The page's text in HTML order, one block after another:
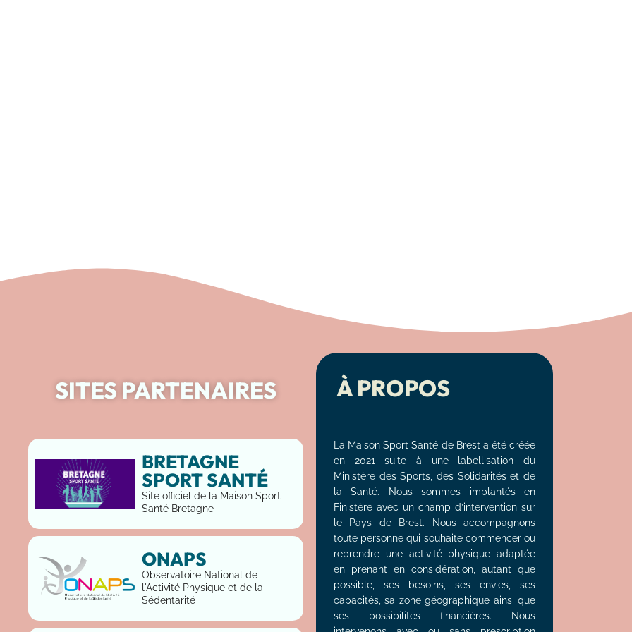
SITES PARTENAIRES
BRETAGNE
SPORT SANTÉ
Site officiel de la Maison Sport
Santé Bretagne
ONAPS
Observatoire National de
l'Activité Physique et de la
Sédentarité
À PROPOS
La Maison Sport Santé de Brest a été créée
en 2021 suite à une labellisation du
Ministère des Sports, des Solidarités et de
la Santé. Nous sommes implantés en
Finistère avec un champ d’intervention sur
le Pays de Brest. Nous accompagnons
toute personne qui souhaite commencer ou
reprendre une activité physique adaptée
en prenant en considération, autant que
possible, ses besoins, ses envies, ses
capacités, sa zone géographique ainsi que
ses possibilités financières. Nous